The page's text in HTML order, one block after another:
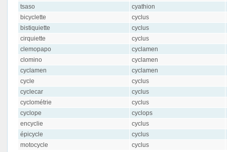
tsaso
cyathion
bicyclette
cyclus
bistiquiette
cyclus
cirquiette
cyclus
clemopapo
cyclamen
clomino
cyclamen
cyclamen
cyclamen
cycle
cyclus
cyclecar
cyclus
cyclométrie
cyclus
cyclope
cyclops
encyclie
cyclus
épicycle
cyclus
motocycle
cyclus